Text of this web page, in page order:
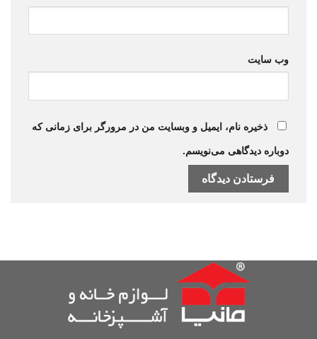
وب‌ سایت
ذخیره نام، ایمیل و وبسایت من در مرورگر برای زمانی که
دوباره دیدگاهی می‌نویسم.